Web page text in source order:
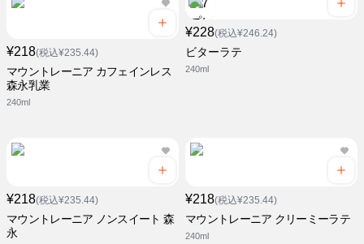
¥218(税込¥235.44)
マウントレーニア カフェインレス
森永乳業
240ml
¥228(税込¥246.24)
ビターラテ
240ml
¥218(税込¥235.44)
マウントレーニア ノンスイート 森
永
¥218(税込¥235.44)
マウントレーニア クリーミーラテ
240ml